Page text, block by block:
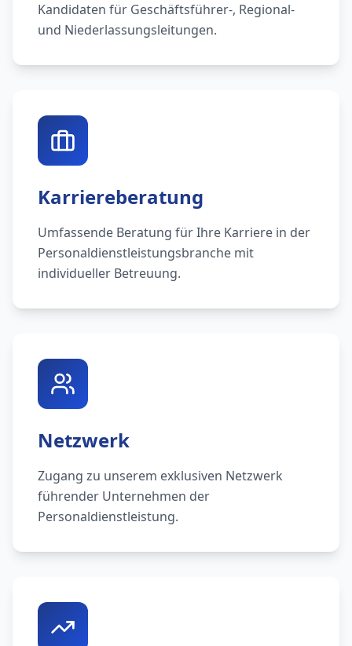
Kandidaten für Geschäftsführer-, Regional-
und Niederlassungsleitungen.
Karriereberatung
Umfassende Beratung für Ihre Karriere in der
Personaldienstleistungsbranche mit
individueller Betreuung.
Netzwerk
Zugang zu unserem exklusiven Netzwerk
führender Unternehmen der
Personaldienstleistung.